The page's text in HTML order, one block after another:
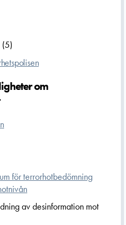
(5)
om
för terrorhotbedömning
av desinformation mot